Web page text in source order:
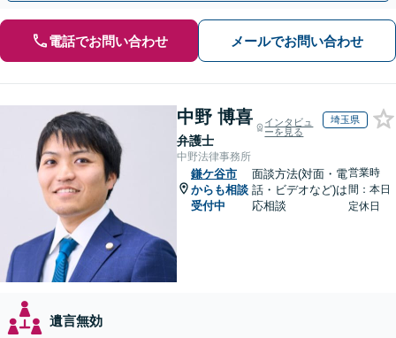
電話でお問い合わせ メールでお問い合わせ
中野 博喜
弁護士
インタビュ
ーを見る
埼玉県
中野法律事務所
鎌ケ谷市
からも相談
受付中
面談方法(対面・電
話・ビデオなど)は
応相談
営業時
間：本日
定休日
遺言無効